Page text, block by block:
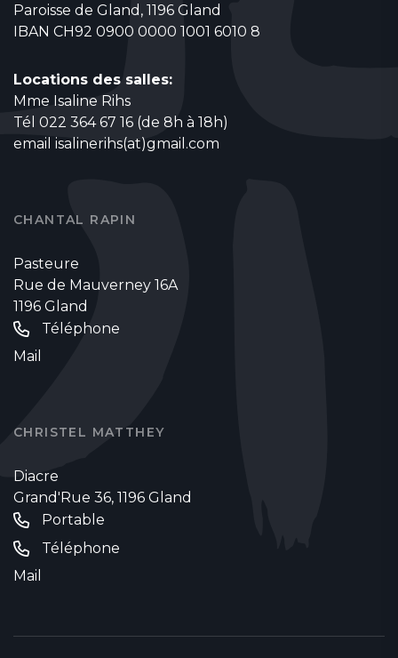
Paroisse de Gland, 1196 Gland
IBAN CH92 0900 0000 1001 6010 8
Locations des salles:
Mme Isaline Rihs
Tél 022 364 67 16 (de 8h à 18h)
email isalinerihs(at)gmail.com
CHANTAL RAPIN
Pasteure
Rue de Mauverney 16A
1196 Gland
Téléphone
Mail
CHRISTEL MATTHEY
Diacre
Grand'Rue 36, 1196 Gland
Portable
Téléphone
Mail